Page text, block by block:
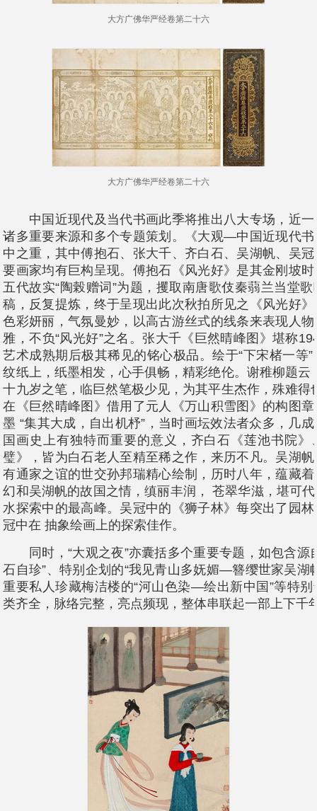
大方广佛华严经卷第二十六
大方广佛华严经卷第二十六
中国近现代及当代书画此季将推出八大专场，近一
诸多重要来源和多个专题策划。《大观—中国近现代
中之重，其中傅抱石、张大千、齐白石、吴湖帆、吴
要画家均有巨构呈现。傅抱石《风光好》是其金刚坡
五代故实“陶榖赠词”为题，攫取南唐歌伎秦蒻兰当堂
稿，反复提炼，终于呈现出此次秋拍所见之《风光好
色彩妍丽，气氛曼妙，以高古游丝式的线条来表现人
雅，不负“风光好”之名。张大千《巨然晴峰图》堪称
艺术成熟期后极其稀见的铭心极品。绘于“下宋楮一等
纹纸上，纸墨相发，心手俱畅，精彩绝伦。谢稚柳题云
十九岁之笔，临巨然笔极少见，为其平生杰作，殊难得
在《巨然晴峰图》借用了元人《万山积雪图》的构图
墨 “集其大成，自出机杼”，当时画坛效法者众多，几
国画史上有独特而重要的意义，齐白石《莲池书院》
璧》，皆为白石老人至精至稀之作，来历不凡。吴湖
有通家之谊的世交孙邦瑞精心绘制，历时八年，蕴藏
幻和吴湖帆的故国之情，缜丽丰润， 苍翠华滋，堪可
水探索中的最高峰。吴冠中的《狮子林》每突出了园
冠中在 抽象绘画上的探索佳作。
同时，“大观之夜”亦囊括多个重要专题，如包含源
石自珍”、特别企划的“我见青山多妩媚—簪缨世家吴湖
重要私人珍藏梅洁楼的“河山色染—绘出新中国”等特
类齐全，脉络完整，亮点频现，整体串联起一部上下千